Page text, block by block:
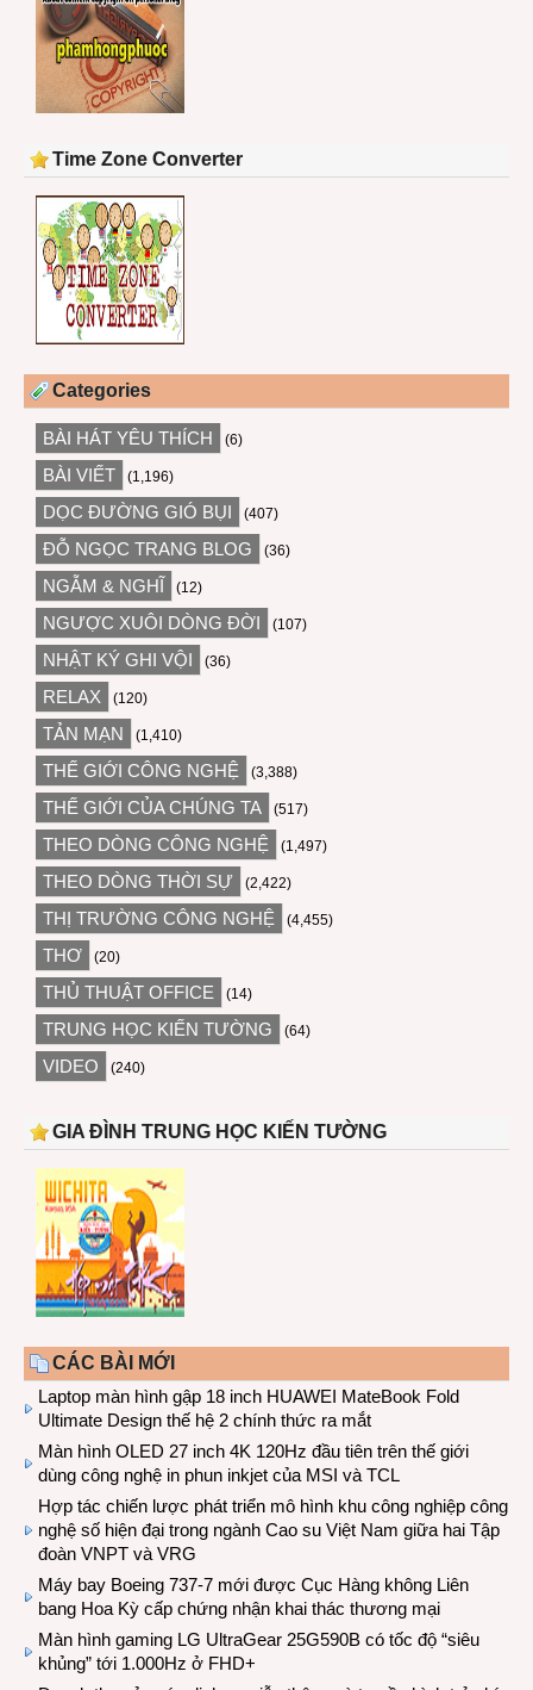
Time Zone Converter
Categories
BÀI HÁT YÊU THÍCH (6)
BÀI VIẾT (1,196)
DỌC ĐƯỜNG GIÓ BỤI (407)
ĐỖ NGỌC TRANG BLOG (36)
NGẪM & NGHĨ (12)
NGƯỢC XUÔI DÒNG ĐỜI (107)
NHẬT KÝ GHI VỘI (36)
RELAX (120)
TẢN MẠN (1,410)
THẾ GIỚI CÔNG NGHỆ (3,388)
THẾ GIỚI CỦA CHÚNG TA (517)
THEO DÒNG CÔNG NGHỆ (1,497)
THEO DÒNG THỜI SỰ (2,422)
THỊ TRƯỜNG CÔNG NGHỆ (4,455)
THƠ (20)
THỦ THUẬT OFFICE (14)
TRUNG HỌC KIẾN TƯỜNG (64)
VIDEO (240)
GIA ĐÌNH TRUNG HỌC KIẾN TƯỜNG
CÁC BÀI MỚI
Laptop màn hình gập 18 inch HUAWEI MateBook Fold
Ultimate Design thế hệ 2 chính thức ra mắt
Màn hình OLED 27 inch 4K 120Hz đầu tiên trên thế giới
dùng công nghệ in phun inkjet của MSI và TCL
Hợp tác chiến lược phát triển mô hình khu công nghiệp công
nghệ số hiện đại trong ngành Cao su Việt Nam giữa hai Tập
đoàn VNPT và VRG
Máy bay Boeing 737-7 mới được Cục Hàng không Liên
bang Hoa Kỳ cấp chứng nhận khai thác thương mại
Màn hình gaming LG UltraGear 25G590B có tốc độ “siêu
khủng” tới 1.000Hz ở FHD+